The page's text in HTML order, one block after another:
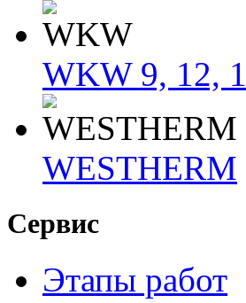
WKW 9, 12,
WESTHERM
Сервис
Этапы работ